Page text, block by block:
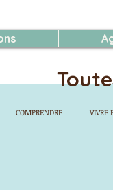
COMPRENDRE VIVRE